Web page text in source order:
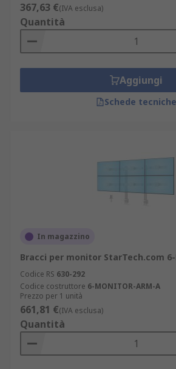
367,63 €(IVA esclusa)
Quantità
Aggiungi
Schede tecniche
In magazzino
Bracci per monitor StarTech.com
Codice RS 630-292
Codice costruttore 6-MONITOR-ARM-A
Prezzo per 1 unità
661,81 €(IVA esclusa)
Quantità